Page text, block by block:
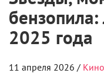
2025 года
11 апреля 2026 /